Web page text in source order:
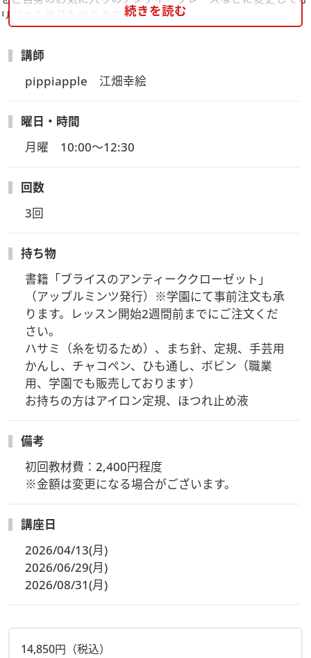
リジナル作品を作ります。
1回目：ワンピースの身頃・袖付け
2回目：スカートつけ・エプロン作り
3回目：襟元にギャザーテープ、身頃に花やスパンコールなど
※カリキュラムは変更になる場合がございます。
続きを読む
講師
pippiapple　江畑幸絵
曜日・時間
月曜　10:00～12:30
回数
3回
持ち物
書籍「ブライスのアンティーククローゼット」
（アップルミンツ発行）※学園にて事前注文も承
ります。レッスン開始2週間前までにご注文くだ
さい。
ハサミ（糸を切るため）、まち針、定規、手芸用
かんし、チャコペン、ひも通し、ボビン（職業
用、学園でも販売しております）
お持ちの方はアイロン定規、ほつれ止め液
備考
初回教材費：2,400円程度
※金額は変更になる場合がございます。
講座日
2026/04/13(月)
2026/06/29(月)
2026/08/31(月)
14,850円（税込）